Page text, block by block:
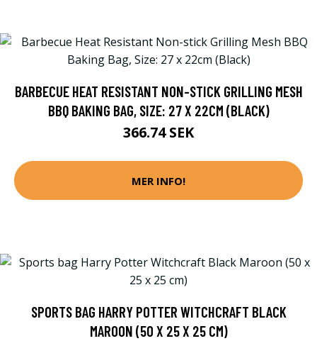
BARBECUE HEAT RESISTANT NON-STICK GRILLING MESH
BBQ BAKING BAG, SIZE: 27 X 22CM (BLACK)
366.74 SEK
MER INFO!
SPORTS BAG HARRY POTTER WITCHCRAFT BLACK
MAROON (50 X 25 X 25 CM)